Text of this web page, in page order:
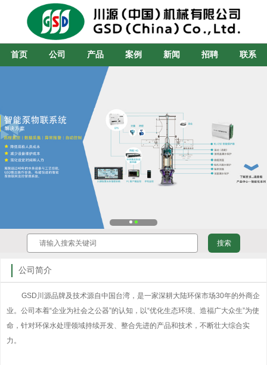
首页 公司 产品 案例 新闻 招聘 联系
公司简介
GSD川源品牌及技术源自中国台湾，是一家深耕大陆环保市场30年的外商企
业。公司本着“企业为社会之公器”的认知，以“优化生态环境、造福广大众生”为使
命，针对环保水处理领域持续开发、整合先进的产品和技术，不断壮大综合实
力。